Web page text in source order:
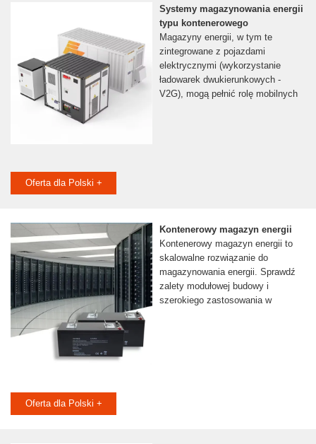
Systemy magazynowania energii
typu kontenerowego
Magazyny energii, w tym te
zintegrowane z pojazdami
elektrycznymi (wykorzystanie
ładowarek dwukierunkowych -
V2G), mogą pełnić rolę mobilnych
Oferta dla Polski +
Kontenerowy magazyn energii
Kontenerowy magazyn energii to
skalowalne rozwiązanie do
magazynowania energii. Sprawdź
zalety modułowej budowy i
szerokiego zastosowania w
Oferta dla Polski +